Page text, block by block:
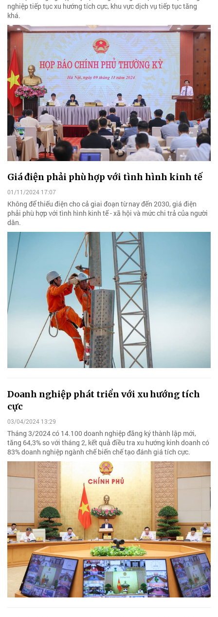
nghiệp tiếp tục xu hướng tích cực, khu vực dịch vụ tiếp tục tăng
khá.
Giá điện phải phù hợp với tình hình kinh tế
01/11/2024 17:07
Không để thiếu điện cho cả giai đoạn từ nay đến 2030, giá điện
phải phù hợp với tình hình kinh tế - xã hội và mức chi trả của người
dân.
Doanh nghiệp phát triển với xu hướng tích
cực
03/04/2024 13:29
Tháng 3/2024 có 14.100 doanh nghiệp đăng ký thành lập mới,
tăng 64,3% so với tháng 2, kết quả điều tra xu hướng kinh doanh có
83% doanh nghiệp ngành chế biến chế tạo đánh giá tích cực.